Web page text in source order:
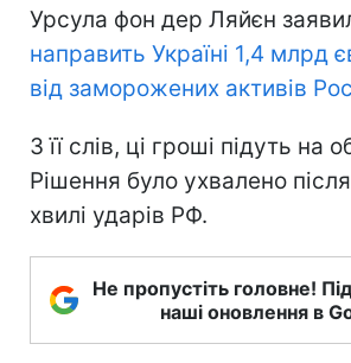
Урсула фон дер Ляйєн
направить Україні 1,4 млрд
від заморожених активів
З її слів, ці гроші підуть на
Рішення було ухвалено
хвилі ударів РФ.
Не пропустіть головне!
наші оновлення в